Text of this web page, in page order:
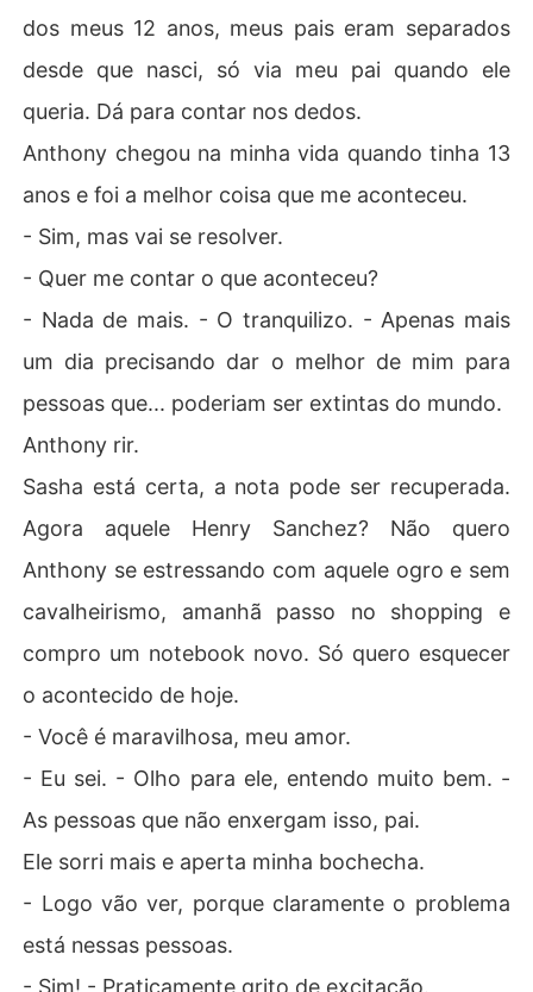
dos meus 12 anos, meus pais eram separados
desde que nasci, só via meu pai quando ele
queria. Dá para contar nos dedos.
Anthony chegou na minha vida quando tinha 13
anos e foi a melhor coisa que me aconteceu.
- Sim, mas vai se resolver.
- Quer me contar o que aconteceu?
- Nada de mais. - O tranquilizo. - Apenas mais
um dia precisando dar o melhor de mim para
pessoas que... poderiam ser extintas do mundo.
Anthony rir.
Sasha está certa, a nota pode ser recuperada.
Agora aquele Henry Sanchez? Não quero
Anthony se estressando com aquele ogro e sem
cavalheirismo, amanhã passo no shopping e
compro um notebook novo. Só quero esquecer
o acontecido de hoje.
- Você é maravilhosa, meu amor.
- Eu sei. - Olho para ele, entendo muito bem. -
As pessoas que não enxergam isso, pai.
Ele sorri mais e aperta minha bochecha.
- Logo vão ver, porque claramente o problema
está nessas pessoas.
- Sim! - Praticamente grito de excitação.